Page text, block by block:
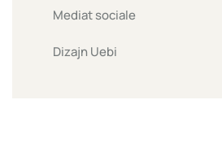
Mediat sociale
Dizajn Uebi